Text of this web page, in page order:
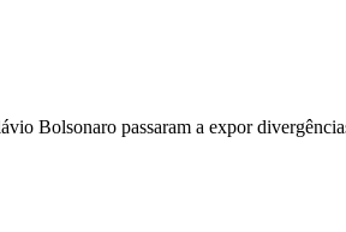
Bolsonaro passaram a expor